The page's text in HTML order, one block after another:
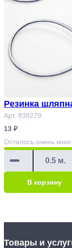
Резинка
в полоску
ильно-синий
9
Арт. 838279
13 ₽
Осталось очень
В корзину
Товары и